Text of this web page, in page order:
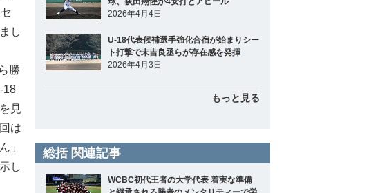
し
勝
18
見
は
」
し
2026年4月4日
U-18代表候補選手強化合宿が始まりシー
ト打撃で末吉良丞らが存在感を発揮
2026年4月3日
もっと見る
総括 関連記事
WCBC初代王者の大学代表 着実な準備